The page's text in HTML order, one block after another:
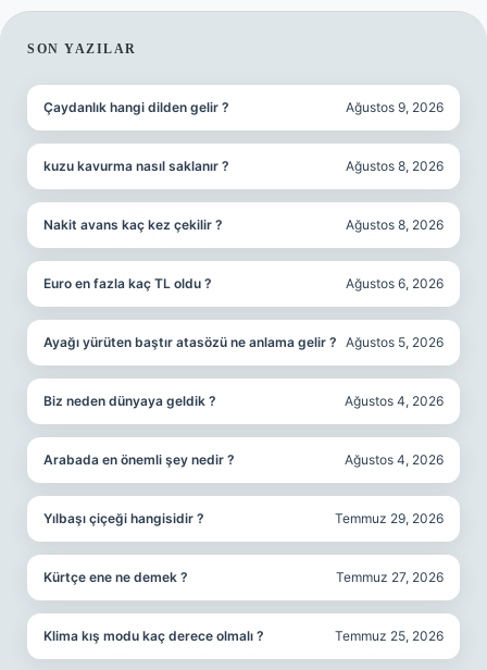
SIDEBAR
SON YAZILAR
Çaydanlık hangi dilden gelir ? Ağustos 9, 2026
kuzu kavurma nasıl saklanır ? Ağustos 8, 2026
Nakit avans kaç kez çekilir ? Ağustos 8, 2026
Euro en fazla kaç TL oldu ? Ağustos 6, 2026
Ayağı yürüten baştır atasözü ne anlama gelir ? Ağustos 5, 2026
Biz neden dünyaya geldik ? Ağustos 4, 2026
Arabada en önemli şey nedir ? Ağustos 4, 2026
Yılbaşı çiçeği hangisidir ? Temmuz 29, 2026
Kürtçe ene ne demek ? Temmuz 27, 2026
Klima kış modu kaç derece olmalı ? Temmuz 25, 2026